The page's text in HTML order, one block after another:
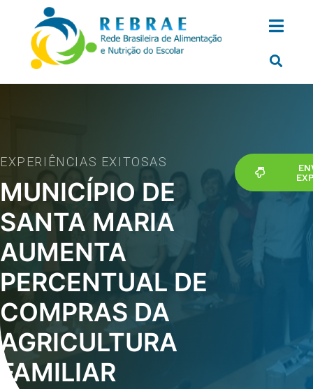
EXPERIÊNCIAS EXITOSAS
MUNICÍPIO DE
SANTA MARIA
AUMENTA
PERCENTUAL DE
COMPRAS DA
AGRICULTURA
FAMILIAR